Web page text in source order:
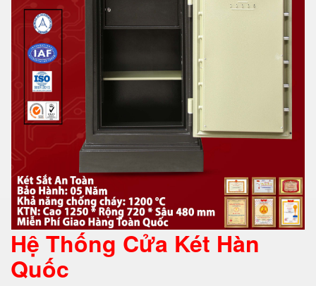
Hệ Thống Cửa Két Hàn
Quốc